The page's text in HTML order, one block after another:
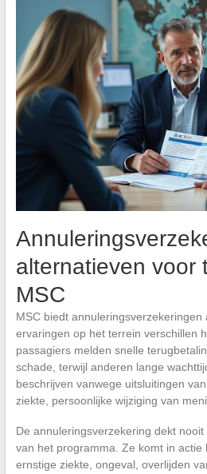
alternatieven voor
MSC
MSC biedt
ervaringen op het terrein verschillen
passagiers melden snelle
schade, terwijl anderen lange
beschrijven vanwege uitsluitingen
ziekte, persoonlijke wijziging van
De annuleringsverzekering dekt
van het programma. Ze komt in actie
ernstige ziekte, ongeval, overlijden